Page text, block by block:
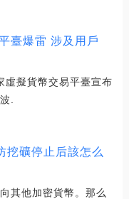
臺爆雷 涉及用戶
擬貨幣交易平臺宣布
.
挖礦停止后該怎么
其他加密貨幣。那么